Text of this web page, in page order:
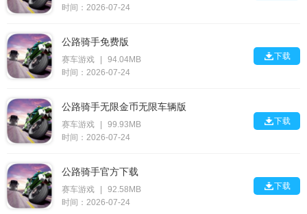
时间：2026-07-24
公路骑手免费版
赛车游戏
94.04MB
时间：2026-07-24
下载
公路骑手无限金币无限车辆版
赛车游戏
99.93MB
时间：2026-07-24
下载
公路骑手官方下载
赛车游戏
92.58MB
时间：2026-07-24
下载